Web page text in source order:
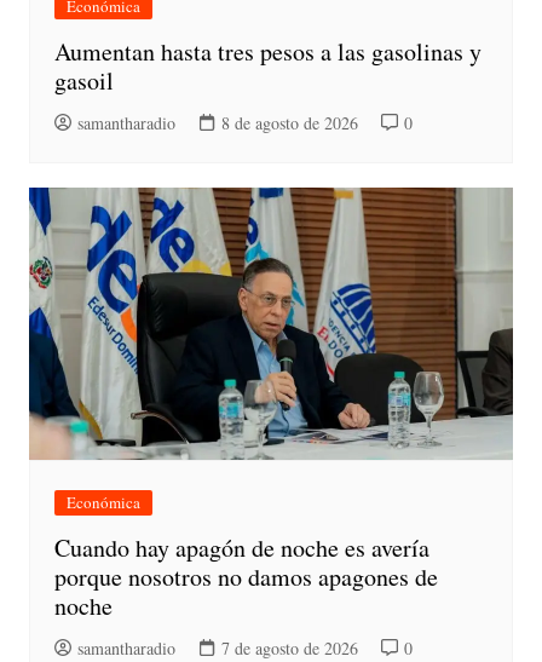
Económica
Aumentan hasta tres pesos a las gasolinas y
gasoil
samantharadio 8 de agosto de 2026 0
Económica
Cuando hay apagón de noche es avería
porque nosotros no damos apagones de
noche
samantharadio 7 de agosto de 2026 0